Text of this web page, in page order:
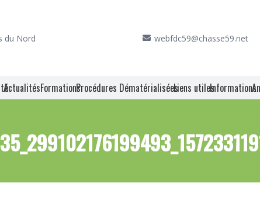
du Nord webfdc59@chasse59.net
ActualitésFormationsProcédures DématérialiséesLiens utilesInformations